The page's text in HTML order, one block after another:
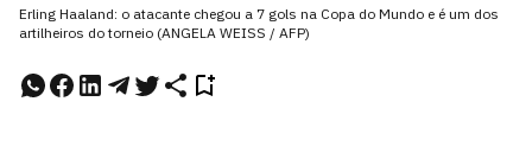
Erling Haaland: o atacante chegou a 7 gols na Copa do Mundo e é um dos
artilheiros do torneio (ANGELA WEISS / AFP)